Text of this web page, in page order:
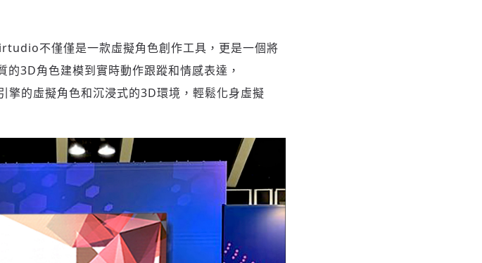
《旭時報》
政經脈動
全球科技革命
到 的驗證碼
不僅僅是一款虛擬角色創作工具，更是一個將
3D角色建模到實時動作跟蹤和情感表達，
的虛擬角色和沉浸式的3D環境，輕鬆化身虛擬